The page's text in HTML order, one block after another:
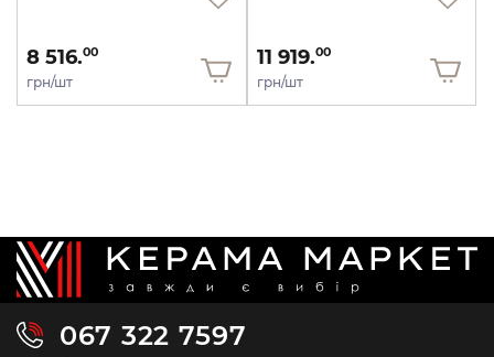
8 516.00
грн/шт
11 919.00
грн/шт
067 322 7597